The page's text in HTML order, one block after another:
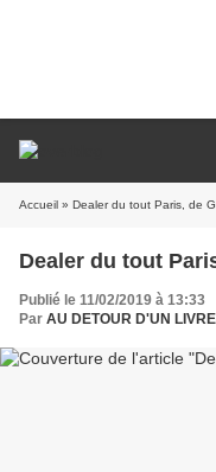
Accueil » Dealer du tout Paris, de
Dealer du tout
Publié le 11/02/2019 à 13:33
Par AU DETOUR D'UN